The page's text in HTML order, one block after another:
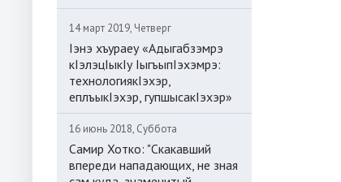
14 март 2019, Четверг
Iэнэ хъураеу «Адыгабзэмрэ
кIэлэцIыкIу IыгъыпIэхэмрэ:
технологиякIэхэр,
еплъыкIэхэр, гупшысакIэхэр»
16 июнь 2018, Суббота
Самир Хотко: "Скакавший
впереди нападающих, не зная